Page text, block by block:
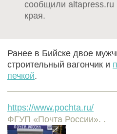
сообщили
края.
Ранее в Бийске двое
строительный вагончик и
печкой.
https://www.pochta.ru/
ФГУП «Почта России». .